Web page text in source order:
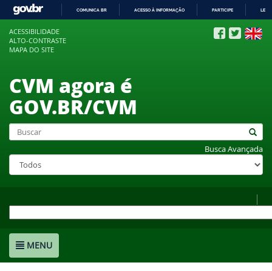
COMUNICA BR ACESSO À INFORMAÇÃO PARTICIPE
ACESSIBILIDADE
ALTO-CONTRASTE
MAPA DO SITE
CVM agora é
GOV.BR/CVM
Busca Avançada
MENU